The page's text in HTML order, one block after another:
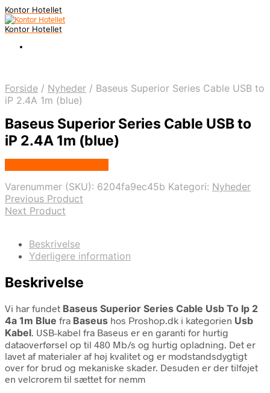
Kontor Hotellet
Kontor Hotellet
Forside / Nyheder / Baseus Superior Series Cable USB to
iP 2.4A 1m (blue)
Baseus Superior Series Cable USB to
iP 2.4A 1m (blue)
Varenummer (SKU): 6204fa9ec45b Kategori: Nyheder
Previous Product
Next Product
Beskrivelse
Yderligere information
Beskrivelse
Vi har fundet Baseus Superior Series Cable Usb To Ip 2
4a 1m Blue fra Baseus hos Proshop.dk i kategorien Usb
Kabel. USB-kabel fra Baseus er en garanti for hurtig
dataoverførsel op til 480 Mb/s og hurtig opladning. Det er
lavet af materialer af høj kvalitet og er modstandsdygtigt
over for brud og mekaniske skader. Desuden er der tilføjet
en velcrorem til sættet for nemm